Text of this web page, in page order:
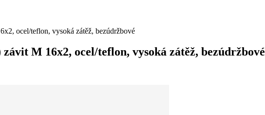
ocel/teflon, vysoká zátěž, bezúdržbové
M 16x2, ocel/teflon, vysoká zátěž, bezúdržbové